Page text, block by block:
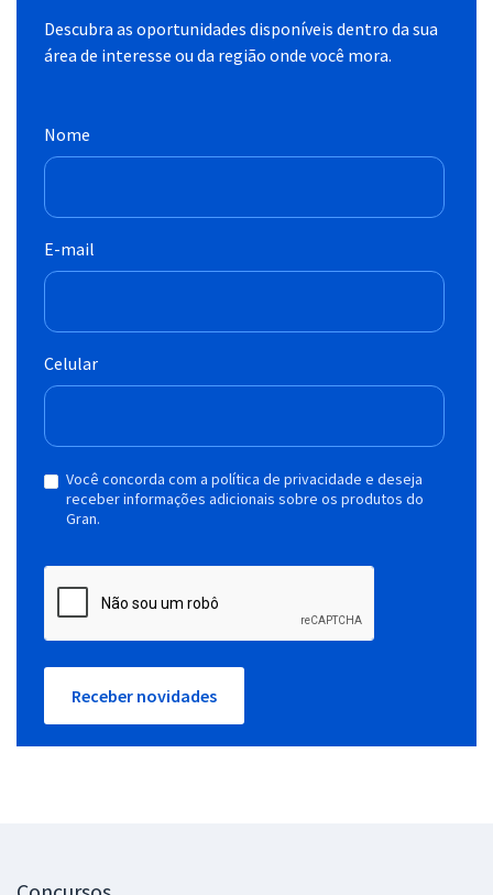
Descubra as oportunidades disponíveis dentro da sua
área de interesse ou da região onde você mora.
Nome
E-mail
Celular
Você concorda com a política de privacidade e deseja
receber informações adicionais sobre os produtos do
Gran.
Receber novidades